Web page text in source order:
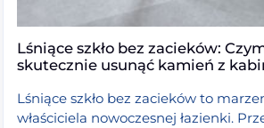
Lśniące szkło bez zacieków:
skutecznie usunąć kamień z
Lśniące szkło bez zacieków to
właściciela nowoczesnej łazienki.